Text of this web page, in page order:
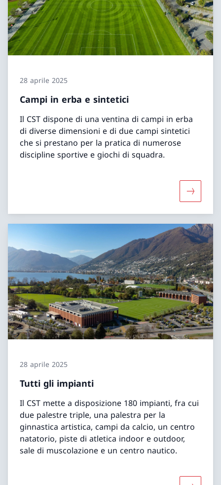
28 aprile 2025
Campi in erba e sintetici
Il CST dispone di una ventina di campi in erba
di diverse dimensioni e di due campi sintetici
che si prestano per la pratica di numerose
discipline sportive e giochi di squadra.
28 aprile 2025
Tutti gli impianti
Il CST mette a disposizione 180 impianti, fra cui
due palestre triple, una palestra per la
ginnastica artistica, campi da calcio, un centro
natatorio, piste di atletica indoor e outdoor,
sale di muscolazione e un centro nautico.